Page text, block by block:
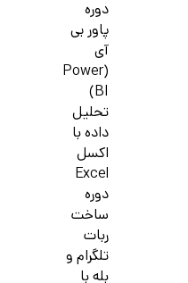
دوره
پاور بی
آی
(Power
BI)
تحلیل
داده با
اکسل
Excel
دوره
ساخت
ربات
تلگرام و
بله با